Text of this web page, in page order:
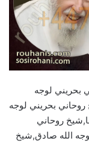
بحريني لوجه
بحريني لوجه
روحاني
الله صادق,شيخ